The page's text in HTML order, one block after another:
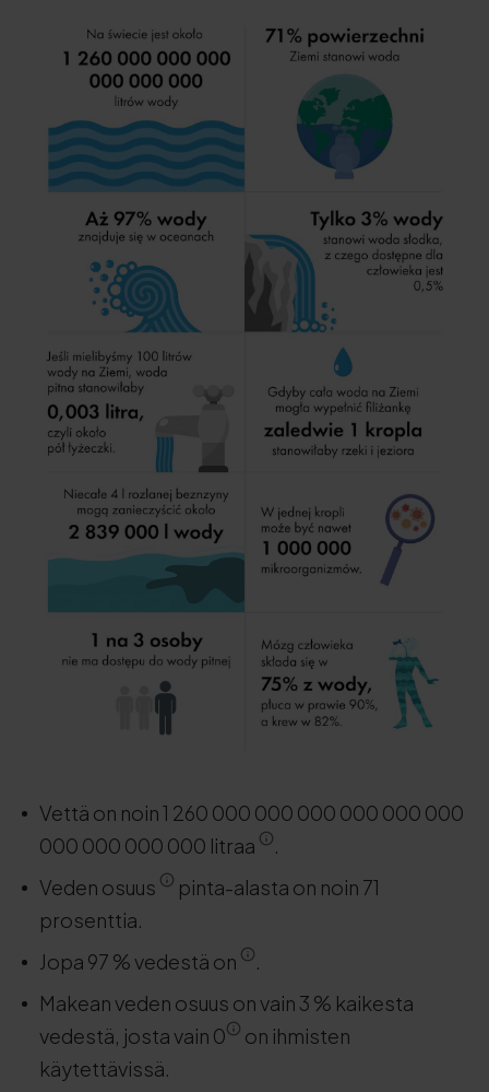
Vettä on noin 1 260 000 000 000 000 000 000
000 000 000 000 litraa
.
Veden osuus
pinta-alasta on noin 71
prosenttia.
Jopa 97 % vedestä on
.
Makean veden osuus on vain 3 % kaikesta
vedestä, josta vain 0
on ihmisten
käytettävissä.